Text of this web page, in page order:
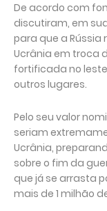
De acordo com
discutiram, em
para que a Rússia
Ucrânia em troca
fortificada no
outros lugares.
Pelo seu valor
seriam
Ucrânia,
sobre o fim da
que já se arrasta
mais de 1 milhão